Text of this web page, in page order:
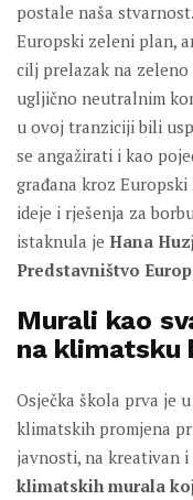
postale naša
Europski zeleni plan,
cilj prelazak na
ugljično neutralnim
u ovoj tranziciji bili
se angažirati i kao
građana kroz
ideje i rješenja za
istaknula je Hana
Predstavništvo
Murali kao
na klimatsku
Osječka škola prva je
klimatskih promjena
javnosti, na kreativan
klimatskih murala